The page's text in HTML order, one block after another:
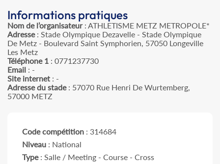
Informations pratiques
Nom de l’organisateur: ATHLETISME METZ METROPOLE*
Adresse: Stade Olympique Dezavelle - Stade Olympique
De Metz - Boulevard Saint Symphorien, 57050 Longeville
Les Metz
Téléphone 1 : 0771237730
Email : -
Site internet : -
Adresse du stade: 57070 Rue Henri De Wurtemberg,
57000 METZ
Code compétition : 314684
Niveau : National
Type: Salle / Meeting - Course - Cross